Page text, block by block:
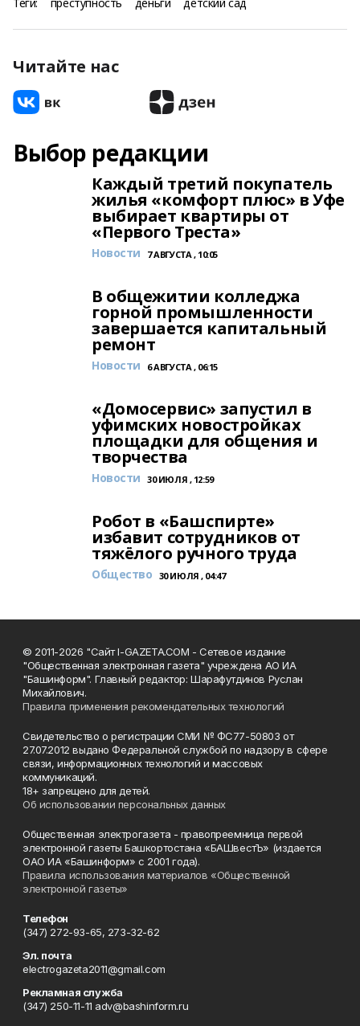
Читайте нас
Выбор редакции
Каждый третий покупатель
жилья «комфорт плюс» в Уфе
выбирает квартиры от
«Первого Треста»
Новости 7 АВГУСТА , 10:05
В общежитии колледжа
горной промышленности
завершается капитальный
ремонт
Новости 6 АВГУСТА , 06:15
«Домосервис» запустил в
уфимских новостройках
площадки для общения и
творчества
Новости 30 ИЮЛЯ , 12:59
Робот в «Башспирте»
избавит сотрудников от
тяжёлого ручного труда
Общество 30 ИЮЛЯ , 04:47
© 2011-2026 "Сайт I-GAZETA.COM - Сетевое издание
"Общественная электронная газета" учреждена АО ИА
"Башинформ". Главный редактор: Шарафутдинов Руслан
Михайлович.
Правила применения рекомендательных технологий
Свидетельство о регистрации СМИ № ФС77-50803 от
27.07.2012 выдано Федеральной службой по надзору в сфере
связи, информационных технологий и массовых
коммуникаций.
18+ запрещено для детей.
Об использовании персональных данных
Общественная электрогазета - правопреемница первой
электронной газеты Башкортостана «БАШвестЪ» (издается
ОАО ИА «Башинформ» с 2001 года).
Правила использования материалов «Общественной
электронной газеты»
Телефон
(347) 272-93-65, 273-32-62
Эл. почта
electrogazeta2011@gmail.com
Рекламная служба
(347) 250-11-11 adv@bashinform.ru